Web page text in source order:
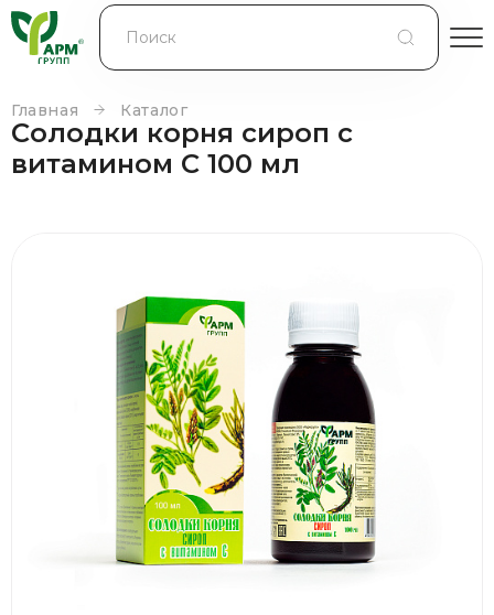
КОНТРАКТНОЕ ПРОИЗВОДСТВО
КОНТАКТЫ
Главная Каталог
Солодки корня сироп с
витамином С 100 мл